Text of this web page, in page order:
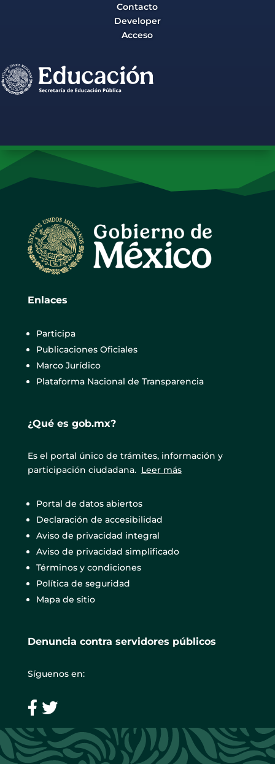
Contacto
Developer
Acceso
Enlaces
Participa
Publicaciones Oficiales
Marco Jurídico
Plataforma Nacional de Transparencia
¿Qué es gob.mx?
Es el portal único de trámites, información y
participación ciudadana. Leer más
Portal de datos abiertos
Declaración de accesibilidad
Aviso de privacidad integral
Aviso de privacidad simplificado
Términos y condiciones
Política de seguridad
Mapa de sitio
Denuncia contra servidores públicos
Síguenos en: